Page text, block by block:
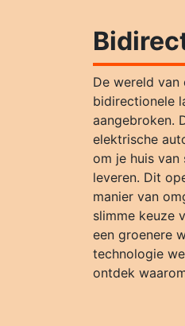
De wereld
bidirectionele
aangebroken.
elektrische
om je huis
leveren. Dit
manier van
slimme keuze
een groenere
technologie
ontdek